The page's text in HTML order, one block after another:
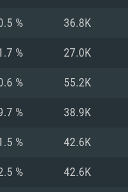
프로세서: Intel
메모리: 16 GB
그래픽 카드:
프로세서: Core
상
네트워크: 브로드
여유 저장 공간:
프로세서: Intel
메모리: 16 GB
그래픽 카드:
와 동급의 성능
지원하는 AMD
% 36.8K
% 27.0K
% 55.2K
% 38.9K
% 42.6K
% 42.6K